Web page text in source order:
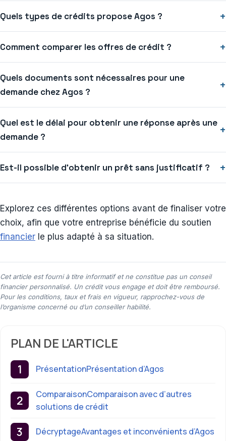
Quels types de crédits propose Agos ? +
Comment comparer les offres de crédit ? +
Quels documents sont nécessaires pour une
demande chez Agos ?
+
Quel est le délai pour obtenir une réponse après une
demande ?
+
Est-il possible d’obtenir un prêt sans justificatif ? +
Explorez ces différentes options avant de finaliser votre
choix, afin que votre entreprise bénéficie du soutien
financier le plus adapté à sa situation.
Cet article est fourni à titre informatif et ne constitue pas un conseil
financier personnalisé. Un crédit vous engage et doit être remboursé.
Pour les conditions, taux et frais en vigueur, rapprochez-vous de
l’organisme concerné ou d’un conseiller habilité.
PLAN DE L'ARTICLE
PrésentationPrésentation d’Agos
ComparaisonComparaison avec d’autres
solutions de crédit
DécryptageAvantages et inconvénients d’Agos